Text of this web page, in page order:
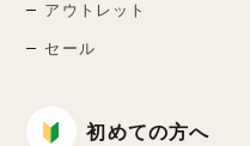
アウトレット
セール
初めての方へ